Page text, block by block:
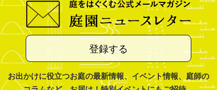
登録する
お出かけに役立つお庭の最新情報、イベント情報、庭師の